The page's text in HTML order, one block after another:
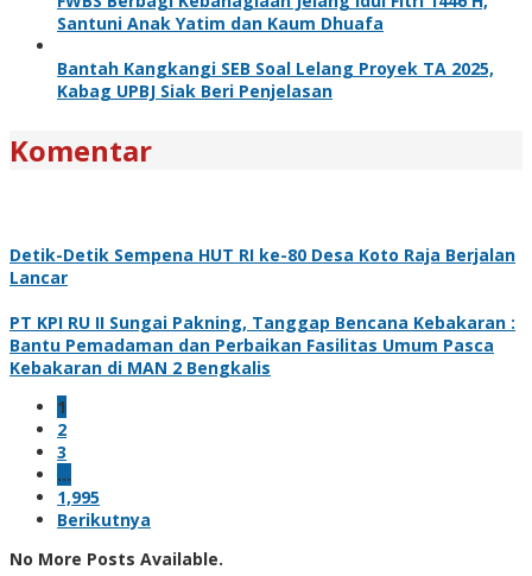
Santuni Anak Yatim dan Kaum Dhuafa
Bantah Kangkangi SEB Soal Lelang Proyek TA 2025,
Kabag UPBJ Siak Beri Penjelasan
Komentar
Detik-Detik Sempena HUT RI ke-80 Desa Koto Raja Berjalan
Lancar
PT KPI RU II Sungai Pakning, Tanggap Bencana Kebakaran :
Bantu Pemadaman dan Perbaikan Fasilitas Umum Pasca
Kebakaran di MAN 2 Bengkalis
1
2
3
…
1,995
Berikutnya
No More Posts Available.